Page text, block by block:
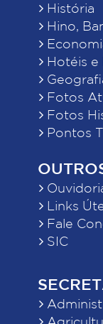
História
Hino,
Hotéis e
Fotos
Fotos
Pontos
Links
Fale
SIC